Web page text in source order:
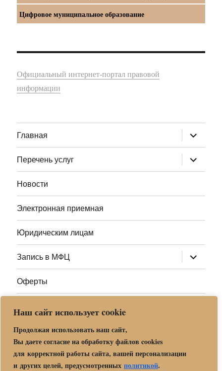
Наш сайт использует cookie
Продолжая использовать наш сайт,
Вы даете согласие на обработку файлов cookies
для корректной работы сайта, вашей персонализации
и других целей, предусмотренных политикой.
Цифровое муниципальное образование
Официальный интернет-портал правовой
информации
Главная раскрыть
дочернее
меню
Перечень услуг
раскрыть
дочернее
меню
Новости
Электронная приемная
Юридическим лицам
Запись в МФЦ раскрыть
дочернее
меню
Оферты
Адреса МФЦ МО